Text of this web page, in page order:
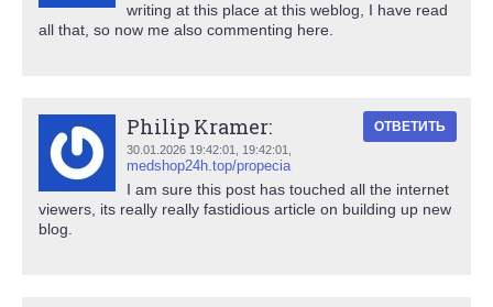
writing at this place at this weblog, I have read
all that, so now me also commenting here.
Philip Kramer:
30.01.2026 19:42:01, 19:42:01
medshop24h.top/propecia
ОТВЕТИТЬ
I am sure this post has touched all the internet
viewers, its really really fastidious article on building up new
blog.